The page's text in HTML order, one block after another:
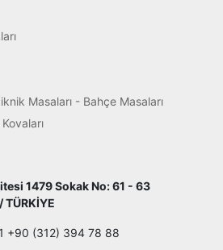
Masaları - Bahçe Masaları
1479 Sokak No: 61 - 63
TÜRKİYE
+90 (312) 394 78 88